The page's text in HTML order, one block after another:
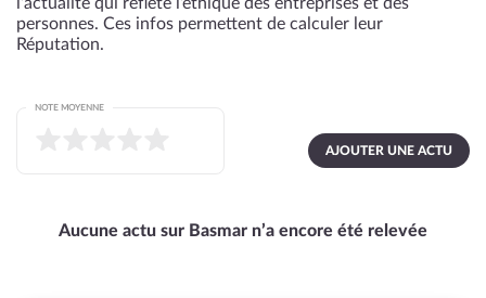
personnes. Ces infos permettent de calculer leur
Réputation.
AJOUTER UNE ACTU
NOTE MOYENNE
Aucune actu sur Basmar n’a encore été relevée